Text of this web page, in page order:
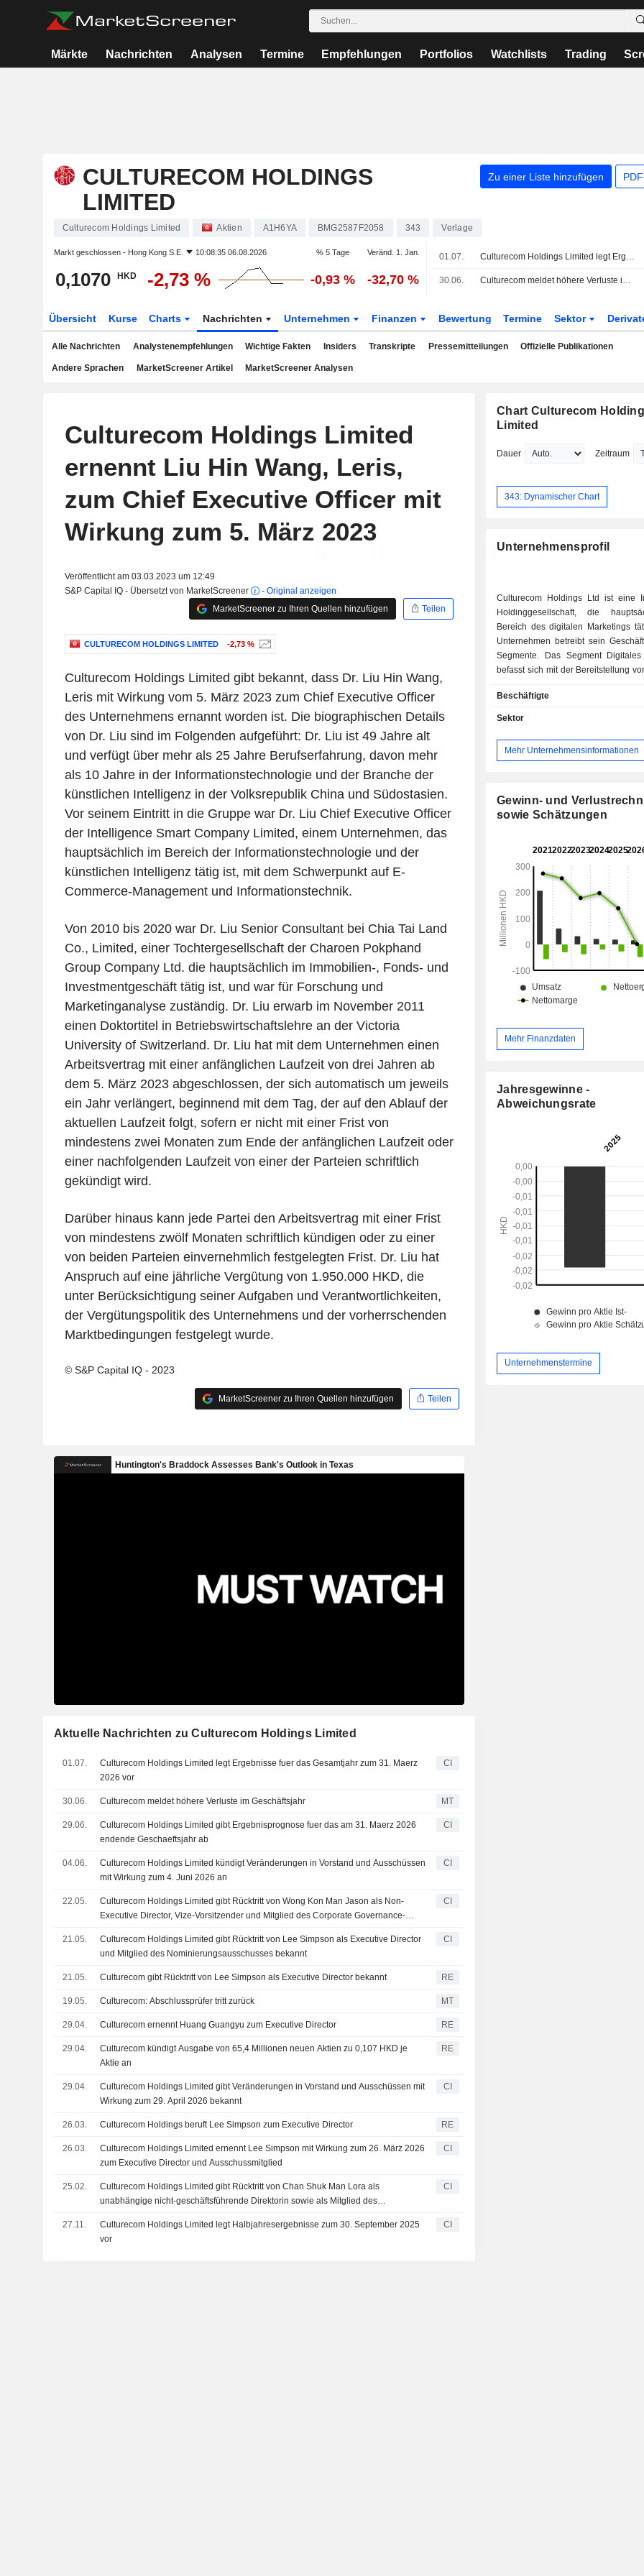
Märkte Nachrichten Analysen Termine Empfehlungen Portfolios Watchlists Trading
CULTURECOM HOLDINGS
LIMITED
Zu einer Liste hinzufügen
Culturecom Holdings Limited Aktien A1H6YA BMG2587F2058 343 Verlage
Markt geschlossen - Hong Kong S.E. 10:08:35 06.08.2026 % 5 Tage Veränd. 1. Jan.
0,1070 HKD -2,73 % -0,93 % -32,70 %
01.07. Culturecom Holdings Limited legt Ergebnisse fuer das Gesamtjahr zum 31. Maerz 2026 vor
30.06. Culturecom meldet höhere Verluste im Geschäftsjahr
Übersicht Kurse Charts Nachrichten Unternehmen Finanzen Bewertung Termine Sektor
Alle Nachrichten Analystenempfehlungen Wichtige Fakten Insiders Transkripte Pressemitteilungen Offizielle Publikationen
Andere Sprachen MarketScreener Artikel MarketScreener Analysen
Culturecom Holdings Limited
ernennt Liu Hin Wang, Leris,
zum Chief Executive Officer mit
Wirkung zum 5. März 2023
Veröffentlicht am 03.03.2023 um 12:49
S&P Capital IQ - Übersetzt von MarketScreener
- Original anzeigen
MarketScreener zu Ihren Quellen hinzufügen
Teilen
CULTURECOM HOLDINGS LIMITED -2,73 %
Culturecom Holdings Limited gibt bekannt, dass Dr. Liu Hin Wang,
Leris mit Wirkung vom 5. März 2023 zum Chief Executive Officer
des Unternehmens ernannt worden ist. Die biographischen Details
von Dr. Liu sind im Folgenden aufgeführt: Dr. Liu ist 49 Jahre alt
und verfügt über mehr als 25 Jahre Berufserfahrung, davon mehr
als 10 Jahre in der Informationstechnologie und der Branche der
künstlichen Intelligenz in der Volksrepublik China und Südostasien.
Vor seinem Eintritt in die Gruppe war Dr. Liu Chief Executive Officer
der Intelligence Smart Company Limited, einem Unternehmen, das
hauptsächlich im Bereich der Informationstechnologie und der
künstlichen Intelligenz tätig ist, mit dem Schwerpunkt auf E-
Commerce-Management und Informationstechnik.
Von 2010 bis 2020 war Dr. Liu Senior Consultant bei Chia Tai Land
Co., Limited, einer Tochtergesellschaft der Charoen Pokphand
Group Company Ltd. die hauptsächlich im Immobilien-, Fonds- und
Investmentgeschäft tätig ist, und war für Forschung und
Marketinganalyse zuständig. Dr. Liu erwarb im November 2011
einen Doktortitel in Betriebswirtschaftslehre an der Victoria
University of Switzerland. Dr. Liu hat mit dem Unternehmen einen
Arbeitsvertrag mit einer anfänglichen Laufzeit von drei Jahren ab
dem 5. März 2023 abgeschlossen, der sich automatisch um jeweils
ein Jahr verlängert, beginnend mit dem Tag, der auf den Ablauf der
aktuellen Laufzeit folgt, sofern er nicht mit einer Frist von
mindestens zwei Monaten zum Ende der anfänglichen Laufzeit oder
einer nachfolgenden Laufzeit von einer der Parteien schriftlich
gekündigt wird.
Darüber hinaus kann jede Partei den Arbeitsvertrag mit einer Frist
von mindestens zwölf Monaten schriftlich kündigen oder zu einer
von beiden Parteien einvernehmlich festgelegten Frist. Dr. Liu hat
Anspruch auf eine jährliche Vergütung von 1.950.000 HKD, die
unter Berücksichtigung seiner Aufgaben und Verantwortlichkeiten,
der Vergütungspolitik des Unternehmens und der vorherrschenden
Marktbedingungen festgelegt wurde.
© S&P Capital IQ - 2023
MarketScreener zu Ihren Quellen hinzufügen Teilen
Aktuelle Nachrichten zu Culturecom Holdings Limited
01.07.
Culturecom Holdings Limited legt Ergebnisse fuer das Gesamtjahr zum 31. Maerz
2026 vor
CI
30.06. Culturecom meldet höhere Verluste im Geschäftsjahr MT
29.06.
Culturecom Holdings Limited gibt Ergebnisprognose fuer das am 31. Maerz 2026
endende Geschaeftsjahr ab
CI
04.06.
Culturecom Holdings Limited kündigt Veränderungen in Vorstand und Ausschüssen
mit Wirkung zum 4. Juni 2026 an
CI
22.05.
Culturecom Holdings Limited gibt Rücktritt von Wong Kon Man Jason als Non-
Executive Director, Vize-Vorsitzender und Mitglied des Corporate Governance-
CI
21.05.
Culturecom Holdings Limited gibt Rücktritt von Lee Simpson als Executive Director
und Mitglied des Nominierungsausschusses bekannt
CI
21.05. Culturecom gibt Rücktritt von Lee Simpson als Executive Director bekannt RE
19.05. Culturecom: Abschlussprüfer tritt zurück MT
29.04. Culturecom ernennt Huang Guangyu zum Executive Director RE
29.04.
Culturecom kündigt Ausgabe von 65,4 Millionen neuen Aktien zu 0,107 HKD je
Aktie an
RE
29.04.
Culturecom Holdings Limited gibt Veränderungen in Vorstand und Ausschüssen mit
Wirkung zum 29. April 2026 bekannt
CI
26.03. Culturecom Holdings beruft Lee Simpson zum Executive Director RE
26.03.
Culturecom Holdings Limited ernennt Lee Simpson mit Wirkung zum 26. März 2026
zum Executive Director und Ausschussmitglied
CI
25.02.
Culturecom Holdings Limited gibt Rücktritt von Chan Shuk Man Lora als
unabhängige nicht-geschäftsführende Direktorin sowie als Mitglied des
CI
27.11.
Culturecom Holdings Limited legt Halbjahresergebnisse zum 30. September 2025
vor
CI
Chart Culturecom
Limited
Dauer Zeitraum
343: Dynamischer Chart
Unternehmensprofil
Culturecom Holdings Ltd ist eine
Holdinggesellschaft, die
Bereich des digitalen Marketings
Unternehmen betreibt sein
Segmente. Das Segment Digitales
befasst sich mit der Bereitstellung
Digitalisierung von geistigem
der Vermittlung von IP-
sich mit der Veröffentlichung von
der Lizenzierung von
Einzelhandel von Wein in Hongkong.
Beschäftigte
Sektor
Mehr Unternehmensinformationen
Gewinn- und
sowie Schätzungen
Mehr Finanzdaten
Jahresgewinne -
Abweichungsrate
Unternehmenstermine